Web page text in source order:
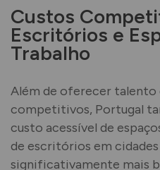
Custos
Escritórios e
Trabalho
Além de oferecer talento
competitivos, Portugal
custo acessível de
de escritórios em
significativamente mais